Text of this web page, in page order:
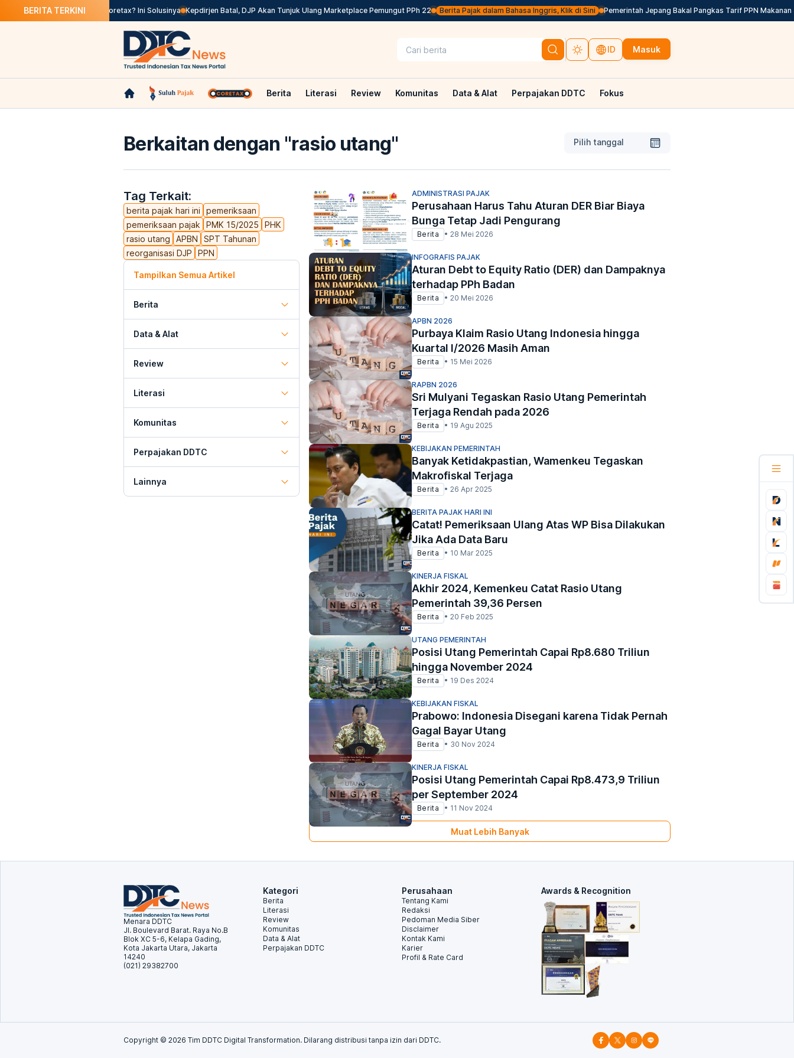
BERITA TERKINI
Tak Valid di Coretax? Ini Solusinya Kepdirjen Batal, DJP Akan Tunjuk Ulang Marketplace Pemungut PPh 22 Berita Pajak dalam Bahasa Inggris, Klik di Sini Pemerintah Jepang Bakal Pangkas Tarif PPN Makanan Jadi
ID Masuk
Berita Literasi Review Komunitas Data & Alat Perpajakan DDTC Fokus
Berkaitan dengan "rasio utang" Pilih tanggal
Tag Terkait:
berita pajak hari ini
pemeriksaan
pemeriksaan pajak
PMK 15/2025
PHK
rasio utang
APBN
SPT Tahunan
reorganisasi DJP
PPN
Tampilkan Semua Artikel
Berita
Data & Alat
Review
Literasi
Komunitas
Perpajakan DDTC
Lainnya
ADMINISTRASI PAJAK
Perusahaan Harus Tahu Aturan DER Biar Biaya
Bunga Tetap Jadi Pengurang
Berita • 28 Mei 2026
INFOGRAFIS PAJAK
Aturan Debt to Equity Ratio (DER) dan Dampaknya
terhadap PPh Badan
Berita • 20 Mei 2026
APBN 2026
Purbaya Klaim Rasio Utang Indonesia hingga
Kuartal I/2026 Masih Aman
Berita • 15 Mei 2026
RAPBN 2026
Sri Mulyani Tegaskan Rasio Utang Pemerintah
Terjaga Rendah pada 2026
Berita • 19 Agu 2025
KEBIJAKAN PEMERINTAH
Banyak Ketidakpastian, Wamenkeu Tegaskan
Makrofiskal Terjaga
Berita • 26 Apr 2025
BERITA PAJAK HARI INI
Catat! Pemeriksaan Ulang Atas WP Bisa Dilakukan
Jika Ada Data Baru
Berita • 10 Mar 2025
KINERJA FISKAL
Akhir 2024, Kemenkeu Catat Rasio Utang
Pemerintah 39,36 Persen
Berita • 20 Feb 2025
UTANG PEMERINTAH
Posisi Utang Pemerintah Capai Rp8.680 Triliun
hingga November 2024
Berita • 19 Des 2024
KEBIJAKAN FISKAL
Prabowo: Indonesia Disegani karena Tidak Pernah
Gagal Bayar Utang
Berita • 30 Nov 2024
KINERJA FISKAL
Posisi Utang Pemerintah Capai Rp8.473,9 Triliun
per September 2024
Berita • 11 Nov 2024
Muat Lebih Banyak
Menara DDTC
Jl. Boulevard Barat. Raya No.B
Blok XC 5-6, Kelapa Gading,
Kota Jakarta Utara, Jakarta
14240
(021) 29382700
Kategori
Berita
Literasi
Review
Komunitas
Data & Alat
Perpajakan DDTC
Perusahaan
Tentang Kami
Redaksi
Pedoman Media Siber
Disclaimer
Kontak Kami
Karier
Profil & Rate Card
Awards & Recognition
Copyright © 2026 Tim DDTC Digital Transformation. Dilarang distribusi tanpa izin dari DDTC.